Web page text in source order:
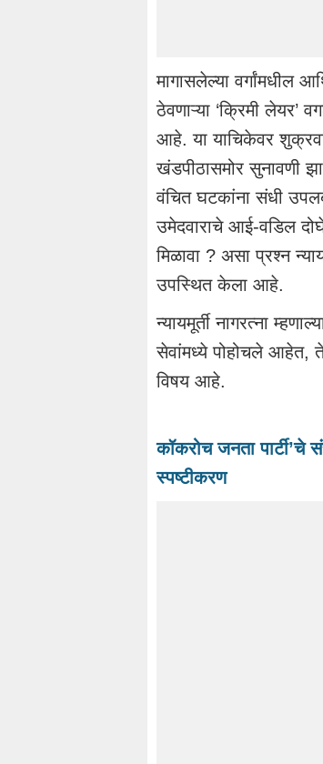
मागासलेल्या वर्गांमधील
ठेवणाऱ्या ‘क्रिमी लेयर’
आहे. या याचिकेवर
खंडपीठासमोर सुनावणी
वंचित घटकांना संधी
उमेदवाराचे आई-वडिल
मिळावा ? असा प्रश्न
उपस्थित केला आहे.
न्यायमूर्ती नागरत्ना
सेवांमध्ये पोहोचले आहेत,
विषय आहे.
कॉकरोच जनता
स्पष्टीकरण